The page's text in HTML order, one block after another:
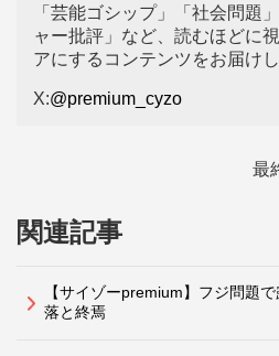
「芸能ゴシップ」「社会問題
ャー批評」など、読むほどに
アにするコンテンツをお届けし
X:@premium_cyzo
最
関連記事
【サイゾーpremium】フジ問題
落と終焉